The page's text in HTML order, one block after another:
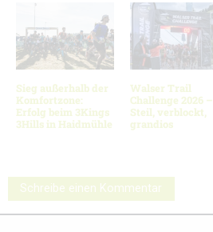
Sieg außerhalb der
Komfortzone:
Erfolg beim 3Kings
3Hills in Haidmühle
Walser Trail
Challenge 2026 –
Steil, verblockt,
grandios
Schreibe einen Kommentar